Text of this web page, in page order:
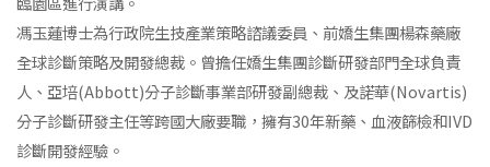
馮玉蓮博士為行政院生技產業策略諮議委員、前嬌生集團楊森藥廠
全球診斷策略及開發總裁。曾擔任嬌生集團診斷研發部門全球負責
人、亞培(Abbott)分子診斷事業部研發副總裁、及諾華(Novartis)
分子診斷研發主任等跨國大廠要職，擁有30年新藥、血液篩檢和IVD
診斷開發經驗。